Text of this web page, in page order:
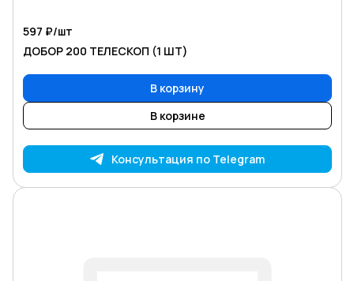
597 ₽/шт
ДОБОР 200 ТЕЛЕСКОП (1 ШТ)
В корзину
В корзине
Консультация по Telegram